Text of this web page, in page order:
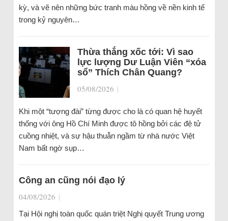
kỳ, và vẽ nên những bức tranh màu hồng về nền kinh tế
trong kỷ nguyên…
Thừa thắng xốc tới: Vì sao
lực lượng Dư Luận Viên “xóa
sổ” Thích Chân Quang?
05/08/2026 |
Khi một “tượng đài” từng được cho là có quan hệ huyết
thống với ông Hồ Chí Minh được tô hồng bởi các đệ tử
cuồng nhiệt, và sự hậu thuẫn ngầm từ nhà nước Việt
Nam bất ngờ sụp…
Công an cũng nói đạo lý
04/08/2026 |
Tại Hội nghị toàn quốc quán triệt Nghị quyết Trung ương